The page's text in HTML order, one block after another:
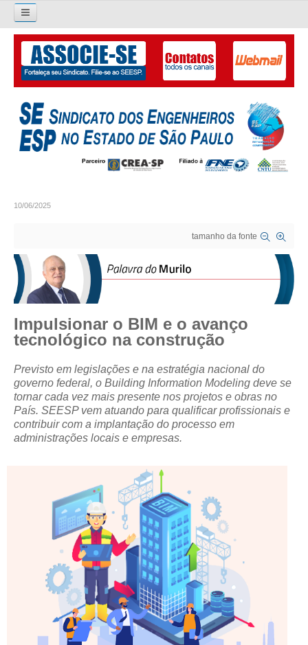
Pesquisar...
O SINDICATO
APRESENTAÇÃO
PALAVRA DO PRESIDENTE
GALERIA EX-PRESIDENTES
ORGANOGRAMA
CRESCE BRASIL
HISTÓRICO E ATUAÇÃO
COMPOSIÇÃO
CONSELHOS ASSESSORES
PERSONALIDADES DA TECNOLOGIA
NÚCLEO DA MULHER ENGENHEIRA
TRANSPARÊNCIA
CONSULTORIA
ACORDOS, CONVENÇÕES E DISSÍDIOS
CONTRIBUIÇÕES
10/06/2025
tamanho da fonte
Impulsionar o BIM e o avanço
tecnológico na construção
Previsto em legislações e na estratégia nacional do
governo federal, o Building Information Modeling deve se
tornar cada vez mais presente nos projetos e obras no
País. SEESP vem atuando para qualificar profissionais e
contribuir com a implantação do processo em
administrações locais e empresas.